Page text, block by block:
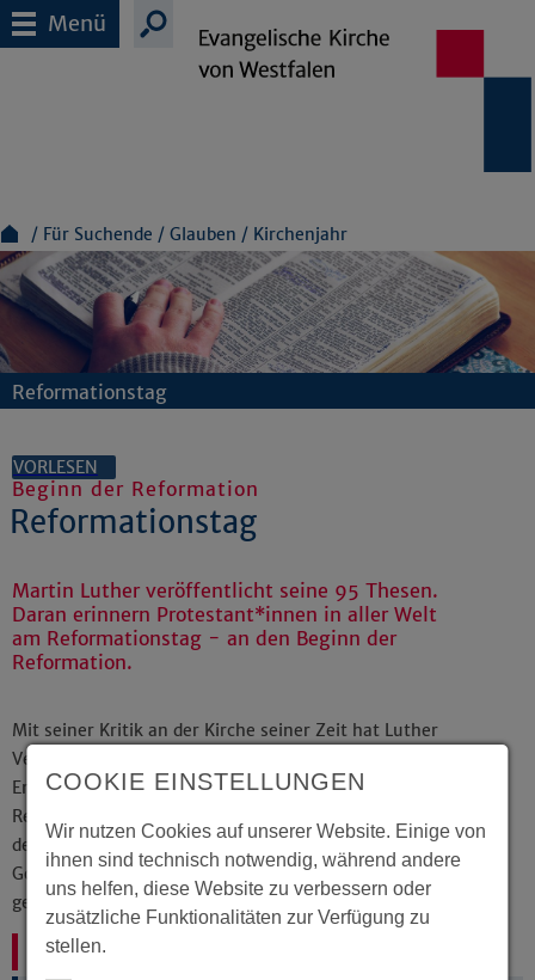
Menü
Für Suchende Glauben Kirchenjahr
Reformationstag
VORLESEN
Beginn der Reformation
Reformationstag
Martin Luther veröffentlicht seine 95 Thesen.
Daran erinnern Protestant*innen in aller Welt
am Reformationstag - an den Beginn der
Reformation.
Mit seiner Kritik an der Kirche seiner Zeit hat Luther
Veränderungen angestoßen, die später zum
Entstehen der evangelischen Kirche führten. Der
Reformationstag ist kein bundesweiter Feiertag, in
den evangelischen Kirchen wird aber mit
Gottesdiensten der Ereignisse am 31. Oktober 1517
gedacht.
Buchtipps
COOKIE EINSTELLUNGEN
Wir nutzen Cookies auf unserer Website. Einige von
ihnen sind technisch notwendig, während andere
uns helfen, diese Website zu verbessern oder
zusätzliche Funktionalitäten zur Verfügung zu
stellen.